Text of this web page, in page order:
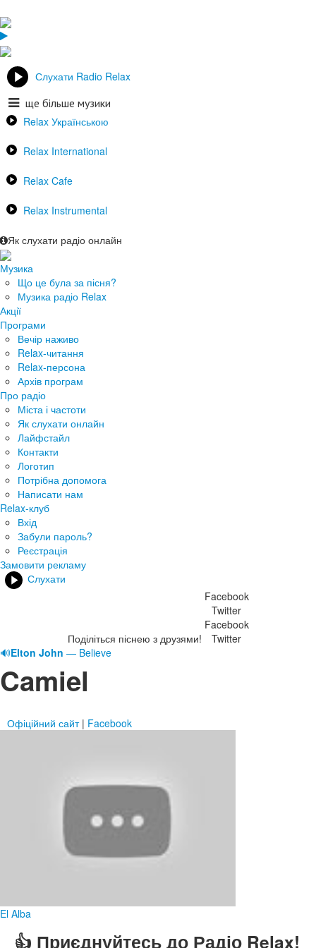
Слухати Radio Relax
ще більше музики
Relax Українською
Relax International
Relax Cafe
Relax Instrumental
Як слухати радіо онлайн
Музика
Що це була за пісня?
Музика радіо Relax
Акції
Програми
Вечір наживо
Relax-читання
Relax-персона
Архів програм
Про радіо
Міста і частоти
Як слухати онлайн
Лайфстайл
Контакти
Логотип
Потрібна допомога
Написати нам
Relax-клуб
Вхід
Забули пароль?
Реєстрація
Замовити рекламу
Слухати
Поділіться піснею з друзями!
Facebook
Twitter
Facebook
Twitter
🔊Elton John — Believe
Camiel
Офіційний сайт| Facebook
El Alba
👍 Приєднуйтесь до Радіо Relax!